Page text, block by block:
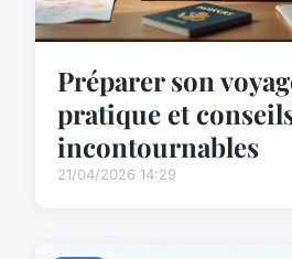
Préparer son
pratique et
incontournables
21/04/2026 14:29